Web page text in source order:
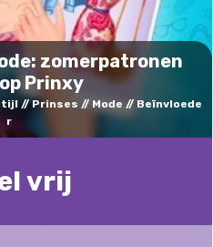
zomerpatronen
Prinxy
Prinses Mode
Beïnvloede
r
vrij